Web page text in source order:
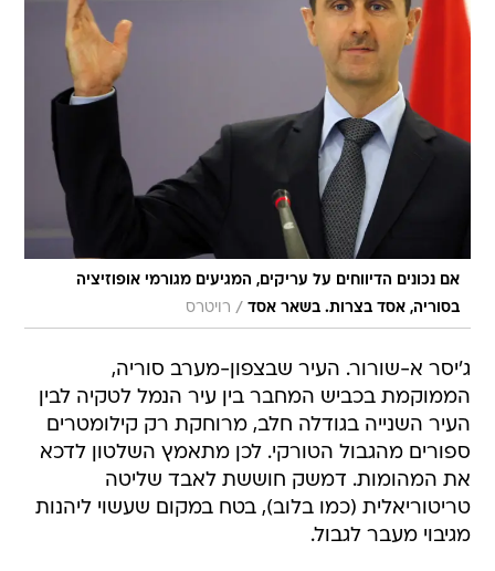
אם נכונים הדיווחים על עריקים, המגיעים מגורמי אופוזיציה
בסוריה, אסד בצרות. בשאר אסד / רויטרס
ג'יסר א-שורור. העיר שבצפון-מערב סוריה,
הממוקמת בכביש המחבר בין עיר הנמל לטקיה לבין
העיר השנייה בגודלה חלב, מרוחקת רק קילומטרים
ספורים מהגבול הטורקי. לכן מתאמץ השלטון לדכא
את המהומות. דמשק חוששת לאבד שליטה
טריטוריאלית (כמו בלוב), בטח במקום שעשוי ליהנות
מגיבוי מעבר לגבול.